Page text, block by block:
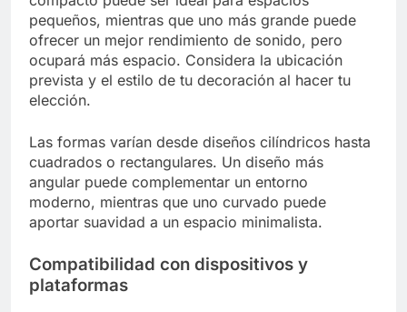
pequeños, mientras que uno más grande puede
ofrecer un mejor rendimiento de sonido, pero
ocupará más espacio. Considera la ubicación
prevista y el estilo de tu decoración al hacer tu
elección.
Las formas varían desde diseños cilíndricos hasta
cuadrados o rectangulares. Un diseño más
angular puede complementar un entorno
moderno, mientras que uno curvado puede
aportar suavidad a un espacio minimalista.
Compatibilidad con dispositivos y
plataformas